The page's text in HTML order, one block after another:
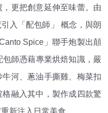
更把創意延伸至味蕾。由
入「配包師」 概念，與朗
Spice」聯手炮製出顛
師憑藉專業烘焙知識，嚴
河、蔥油手撕雞、梅菜扣
融入其中，製作成四款驚
新注入日常美食。